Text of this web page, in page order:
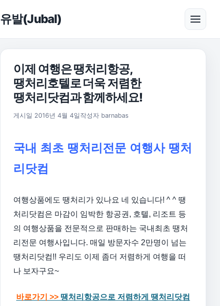
유발(Jubal) 메뉴
이제 여행은 땡처리항공,
땡처리호텔로 더욱 저렴한
땡처리닷컴과 함께하세요!
게시일 2016년 4월 4일 2016년 5월 28일
작성자 barnabas
국내 최초 땡처리전문 여행사 땡처
리닷컴
여행상품에도 땡처리가 있나요 네 있습니다! ^ ^ 땡
처리닷컴은 마감이 임박한 항공권, 호텔, 리조트 등
의 여행상품을 전문적으로 판매하는 국내최초 땡처
리전문 여행사입니다. 매일 방문자수 2만명이 넘는
땡처리닷컴!! 우리도 이제 좀더 저렴하게 여행을 떠
나 보자구요~
바로가기 >> 땡처리항공으로 저렴하게 땡처리닷컴